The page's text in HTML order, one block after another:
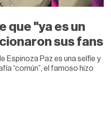
que "ya es un
sus fans
Espinoza Paz es una selfie y
“común”, el famoso hizo